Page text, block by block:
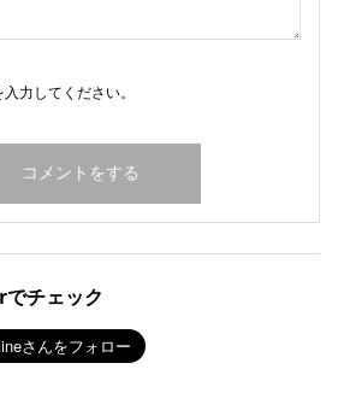
力してください。
チェック